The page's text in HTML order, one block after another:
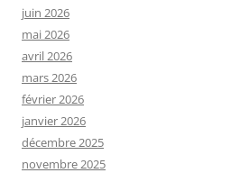
juin 2026
mai 2026
avril 2026
mars 2026
février 2026
janvier 2026
décembre 2025
novembre 2025